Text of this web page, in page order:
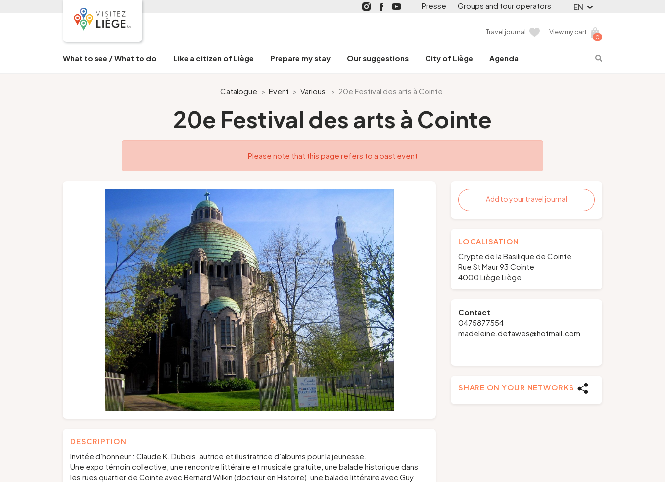
Presse Groups and tour operators EN
Travel journal
0
View my cart
What to see / What to do Like a citizen of Liège Prepare my stay Our suggestions City of Liège Agenda
Catalogue > Event > Various > 20e Festival des arts à Cointe
20e Festival des arts à Cointe
Please note that this page refers to a past event
DESCRIPTION
Invitée d’honneur : Claude K. Dubois, autrice et illustratrice d’albums pour la jeunesse.
Une expo témoin collective, une rencontre littéraire et musicale gratuite, une balade historique dans
les rues quartier de Cointe avec Bernard Wilkin (docteur en Histoire), une balade littéraire avec Guy
Add to your travel journal
LOCALISATION
Crypte de la Basilique de Cointe
Rue St Maur 93 Cointe
4000 Liège Liège
Contact
0475877554
madeleine.defawes@hotmail.com
SHARE ON YOUR NETWORKS